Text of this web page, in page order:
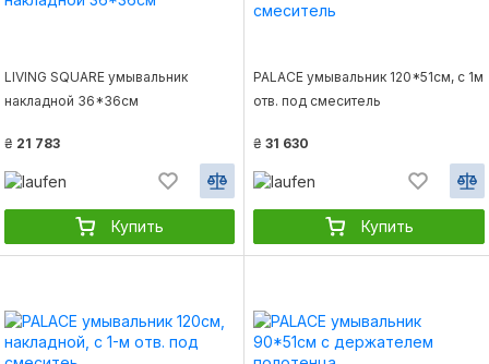
LIVING SQUARE умывальник
накладной 36*36см
₴ 21 783
Купить
PALACE умывальник 120*51см, с 1м
отв. под смеситель
₴ 31 630
Купить